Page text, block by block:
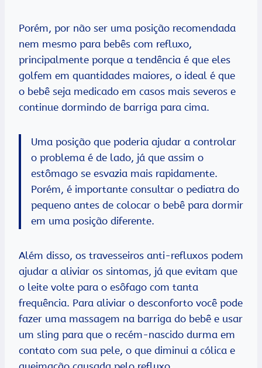
Porém, por não ser uma posição recomendada
nem mesmo para bebês com refluxo,
principalmente porque a tendência é que eles
golfem em quantidades maiores, o ideal é que
o bebê seja medicado em casos mais severos e
continue dormindo de barriga para cima.
Uma posição que poderia ajudar a controlar
o problema é de lado, já que assim o
estômago se esvazia mais rapidamente.
Porém, é importante consultar o pediatra do
pequeno antes de colocar o bebê para dormir
em uma posição diferente.
Além disso, os travesseiros anti-refluxos podem
ajudar a aliviar os sintomas, já que evitam que
o leite volte para o esôfago com tanta
frequência. Para aliviar o desconforto você pode
fazer uma massagem na barriga do bebê e usar
um sling para que o recém-nascido durma em
contato com sua pele, o que diminui a cólica e